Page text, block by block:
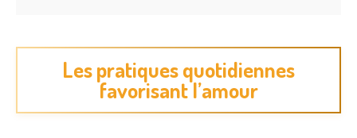
Les pratiques quotidiennes
favorisant l’amour